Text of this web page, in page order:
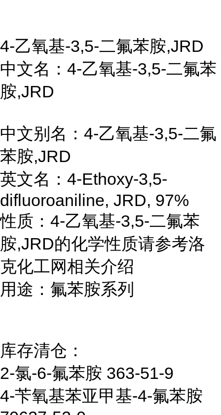
4-乙氧基-3,5-二氟苯胺,JRD
中文名：4-乙氧基-3,5-二氟苯
胺,JRD
中文别名：4-乙氧基-3,5-二氟
苯胺,JRD
英文名：4-Ethoxy-3,5-
difluoroaniline, JRD, 97%
性质：4-乙氧基-3,5-二氟苯
胺,JRD的化学性质请参考洛
克化工网相关介绍
用途：氟苯胺系列
库存清仓：
2-氯-6-氟苯胺 363-51-9
4-苄氧基苯亚甲基-4-氟苯胺